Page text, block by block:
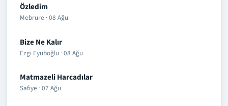
Özledim
Mebrure · 08 Ağu
Bize Ne Kalır
Ezgi Eyüboğlu · 08 Ağu
Matmazeli Harcadılar
Safiye · 07 Ağu